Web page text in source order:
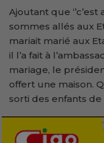
Ajoutant que
sommes allés aux
mariait marié aux
il l’a fait à
mariage, le
offert une maison.
sorti des enfants de